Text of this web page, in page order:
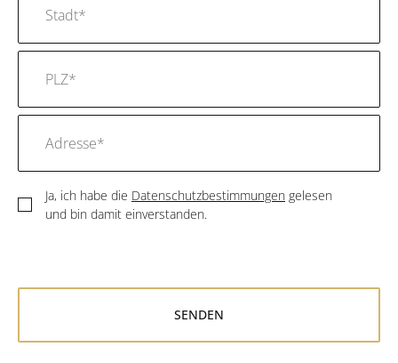
Ja, ich habe die Datenschutzbestimmungen gelesen
und bin damit einverstanden.